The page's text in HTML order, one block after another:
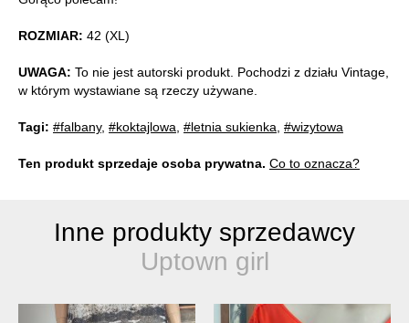
ROZMIAR: 42 (XL)
UWAGA: To nie jest autorski produkt. Pochodzi z działu Vintage,
w którym wystawiane są rzeczy używane.
Tagi: #falbany, #koktajlowa #letnia sukienka #wizytowa
Ten produkt sprzedaje osoba prywatna. Co to oznacza?
Inne produkty sprzedawcy
Uptown girl